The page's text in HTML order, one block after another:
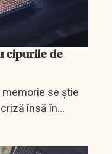
cipurile de
se știe
însă în
modul